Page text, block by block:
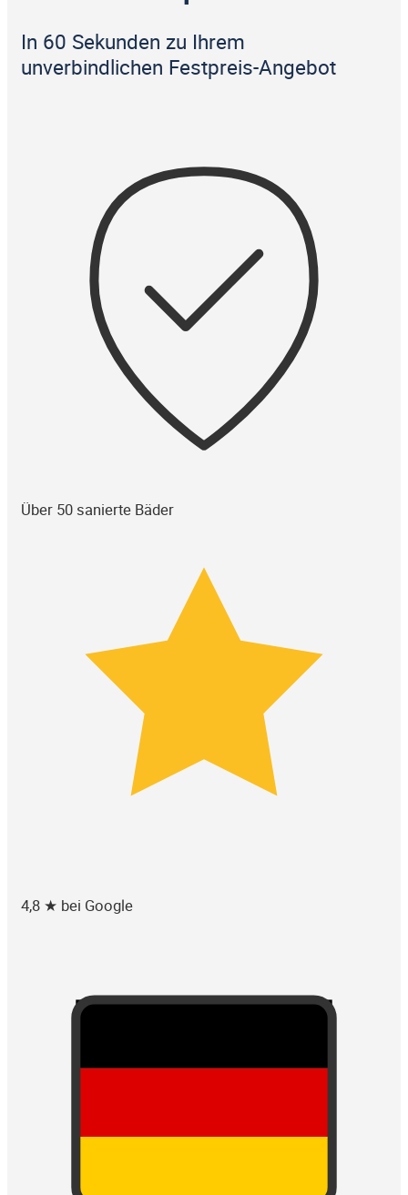
In 60 Sekunden zu Ihrem
unverbindlichen Festpreis-Angebot
Über 50 sanierte Bäder
4,8 ★ bei Google